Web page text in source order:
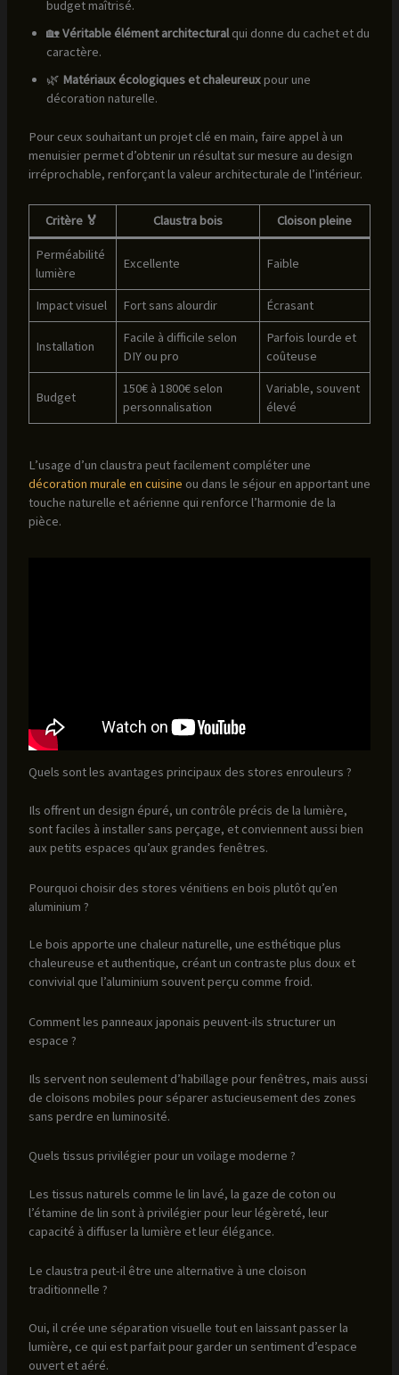
budget maîtrisé.
🏡Véritable élément architecturalqui donne du cachet et du
caractère.
🌿 Matériaux écologiques et chaleureuxpour une
décoration naturelle.
Pour ceux souhaitant un projet clé en main, faire appel à un
menuisier permet d’obtenir un résultat sur mesure au design
irréprochable, renforçant la valeur architecturale de l’intérieur.
Critère 🏅 Claustra bois Cloison pleine
Perméabilité
lumière
Excellente Faible
Impact visuel Fort sans alourdir Écrasant
Installation
Facile à difficile selon
DIY ou pro
Parfois lourde et
coûteuse
Budget
150€ à 1800€ selon
personnalisation
Variable, souvent
élevé
L’usage d’un claustra peut facilement compléter une
décoration murale en cuisine ou dans le séjour en apportant une
touche naturelle et aérienne qui renforce l’harmonie de la
pièce.
Quels sont les avantages principaux des stores enrouleurs ?
Ils offrent un design épuré, un contrôle précis de la lumière,
sont faciles à installer sans perçage, et conviennent aussi bien
aux petits espaces qu’aux grandes fenêtres.
Pourquoi choisir des stores vénitiens en bois plutôt qu’en
aluminium ?
Le bois apporte une chaleur naturelle, une esthétique plus
chaleureuse et authentique, créant un contraste plus doux et
convivial que l’aluminium souvent perçu comme froid.
Comment les panneaux japonais peuvent-ils structurer un
espace ?
Ils servent non seulement d’habillage pour fenêtres, mais aussi
de cloisons mobiles pour séparer astucieusement des zones
sans perdre en luminosité.
Quels tissus privilégier pour un voilage moderne ?
Les tissus naturels comme le lin lavé, la gaze de coton ou
l’étamine de lin sont à privilégier pour leur légèreté, leur
capacité à diffuser la lumière et leur élégance.
Le claustra peut-il être une alternative à une cloison
traditionnelle ?
Oui, il crée une séparation visuelle tout en laissant passer la
lumière, ce qui est parfait pour garder un sentiment d’espace
ouvert et aéré.